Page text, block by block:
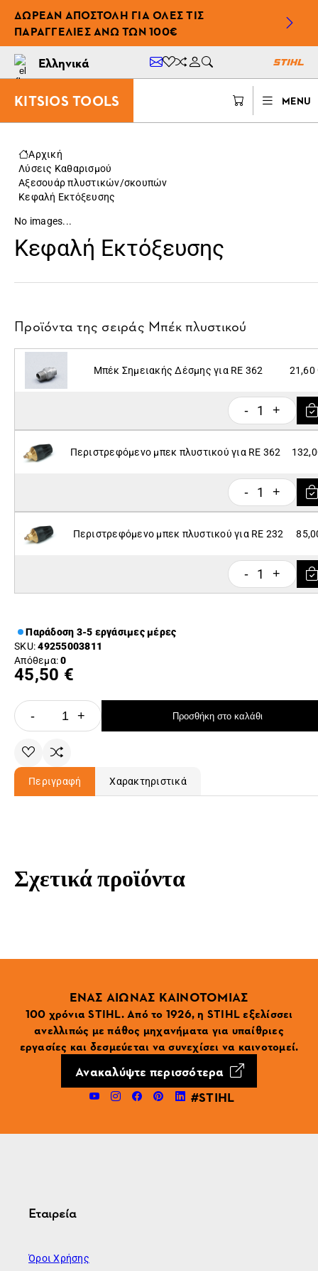
ΔΩΡΕΆΝ ΑΠΟΣΤΟΛΉ ΓΙΑ ΌΛΕΣ ΤΙΣ
ΠΑΡΑΓΓΕΛΊΕΣ ΆΝΩ ΤΩΝ 100€
Ελληνικά
KITSIOS TOOLS MENU
Αρχική
Λύσεις Καθαρισμού
Αξεσουάρ πλυστικών/σκουπών
Κεφαλή Εκτόξευσης
No images...
Κεφαλή Εκτόξευσης
Προϊόντα της σειράς Μπέκ πλυστικού
Μπέκ Σημειακής Δέσμης για RE 362 21,60
- 1 +
Περιστρεφόμενο μπεκ πλυστικού για RE 362
- 1 +
Περιστρεφόμενο μπεκ πλυστικού για RE 232
- 1 +
Παράδοση 3-5 εργάσιμες μέρες
SKU:49255003811
Απόθεμα:0
45,50 €
- + Προσθήκη στο καλάθι
Περιγραφή Χαρακτηριστικά
Σχετικά προϊόντα
ΕΝΑΣ ΑΙΩΝΑΣ ΚΑΙΝΟΤΟΜΙΑΣ
100 χρόνια STIHL. Από το 1926, η STIHL εξελίσσει
ανελλιπώς με πάθος μηχανήματα για υπαίθριες
εργασίες και δεσμεύεται να συνεχίσει να καινοτομεί.
Ανακαλύψτε περισσότερα
#STIHL
Εταιρεία
Όροι Χρήσης